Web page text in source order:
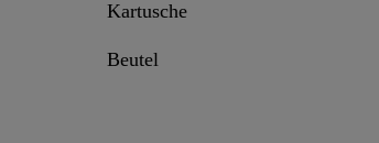
Kartusche
Beutel